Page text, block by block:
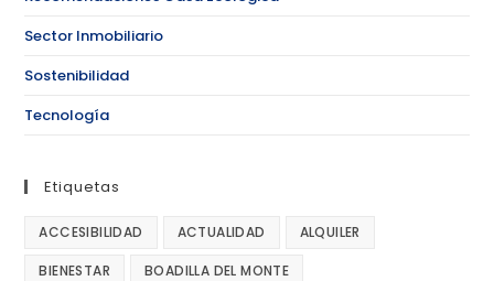
Sector Inmobiliario
Sostenibilidad
Tecnología
Etiquetas
ACCESIBILIDAD ACTUALIDAD ALQUILER
BIENESTAR BOADILLA DEL MONTE